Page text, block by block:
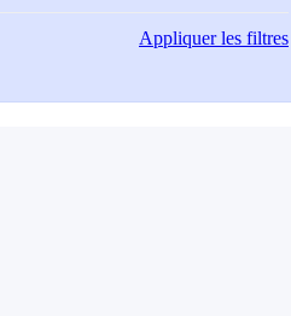
Appliquerles filtres